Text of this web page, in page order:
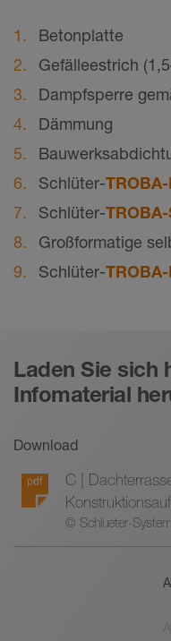
Betonplatte
Gefälleestrich
Dampfsperre
Dämmung
Schlüter-
Schlüter-
Großformatige
Schlüter-
Laden Sie sich
Infomaterial
Download
C |
© Schlueter-